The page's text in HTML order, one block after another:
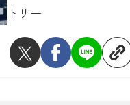
トリー